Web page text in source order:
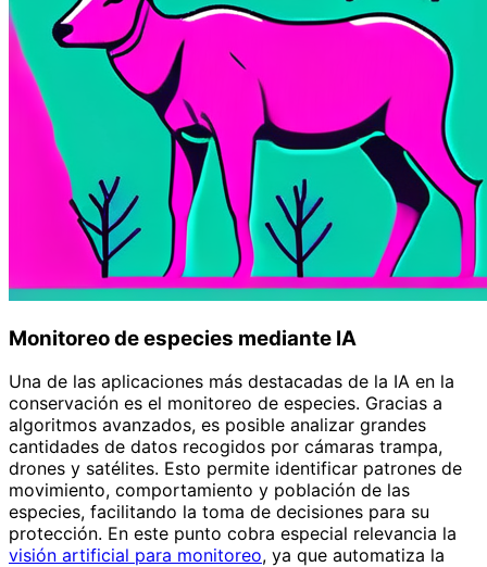
Monitoreo de especies mediante IA
Una de las aplicaciones más destacadas de la IA en la
conservación es el monitoreo de especies. Gracias a
algoritmos avanzados, es posible analizar grandes
cantidades de datos recogidos por cámaras trampa,
drones y satélites. Esto permite identificar patrones de
movimiento, comportamiento y población de las
especies, facilitando la toma de decisiones para su
protección. En este punto cobra especial relevancia la
visión artificial para monitoreo, ya que automatiza la